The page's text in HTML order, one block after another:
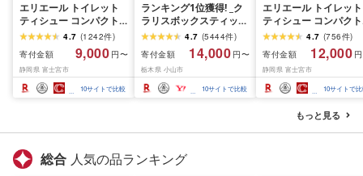
エリエール トイレット
ティシュー コンパクト
シングル [個数が選べ
る:16・32・64 ロール]
1.5倍巻 82.5m トイレッ
トペーパー シングル パ
ルプ100% 香りつき 日用
品 消耗品 備蓄 ふるさと
4.7 (1242件)
寄付金額
9,000 円〜
静岡県 富士宮市
10サイトで比較
ランキング1位獲得! _ク
ラリスボックスティッシ
ュ60箱(1箱220組(440
枚))(5個入り×12セット)_
ティッシュ ティッシュ
ペーパー 日用品 常備品
生活用品 まとめ買い [配
送不可地域:離島・沖縄
4.7 (5444件)
寄付金額
14,000 円〜
栃木県 小山市
10サイトで比較
エリエール トイレット
ティシュー コンパクト
ダブル [選べるロール
数:32・64 ロール] 1.5
巻 45m トイレットペ
パー ダブル パルプ
香りつき 日用品 消耗
備蓄 ふるさと納税 ふ
さと 送料無料 静岡県
4.7 (756件)
寄付金額
12,000
静岡県 富士宮市
10サイトで
もっと見る
総合 人気の品ランキング